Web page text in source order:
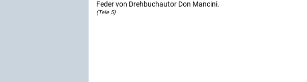
Feder von Drehbuchautor Don Mancini.
(Tele 5)